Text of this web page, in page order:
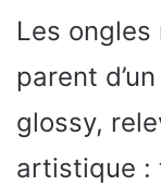
Les ongles
parent
glossy,
artistique :